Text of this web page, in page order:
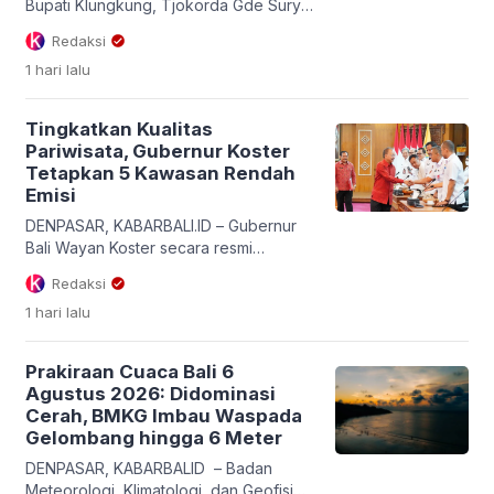
Bupati Klungkung, Tjokorda Gde Surya
Putra, mewakili Bupati Klungkung
membuka secara resmi Seminar
Warisan Budaya Tak Benda (WBTB)
Bupati Klungkung, Rabu (5/8/2026).
Kegiatan strategis kebudayaan
tersebut dihadiri langsung oleh jajaran
tokoh adat, para maestro, serta
seniman terkemuka dari seluruh
wilayah Kabupaten […]
Redaksi
1 hari lalu
Tingkatkan Kualitas
Pariwisata, Gubernur Koster
Tetapkan 5 Kawasan Rendah
Emisi
DENPASAR, KABARBALI.ID – Gubernur
Bali Wayan Koster secara resmi
menetapkan lima kawasan strategis di
Bali sebagai Zona Rendah Emisi (Low
Emission Zone). Langkah ini diambil
berkelanjutan berbasis energi bersih.
Kelima kawasan tersebut meliputi Nusa
Dua dan Kuta (Kabupaten Badung),
Ubud (Kabupaten Gianyar), Sanur (Kota
Denpasar), serta Kepulauan […]
Redaksi
1 hari lalu
Prakiraan Cuaca Bali 6
Agustus 2026: Didominasi
Cerah, BMKG Imbau Waspada
Gelombang hingga 6 Meter
DENPASAR, KABARBALID – Badan